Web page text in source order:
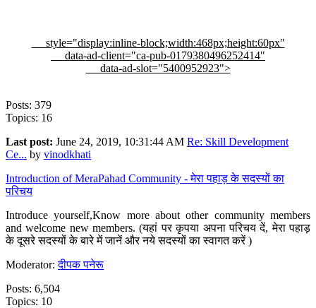
style="display:inline-block;width:468px;height:60px"
data-ad-client="ca-pub-0179380496252414"
data-ad-slot="5400952923">
Posts: 379
Topics: 16
Last post: June 24, 2019, 10:31:44 AM Re: Skill Development
Ce... by vinodkhati
Introduction of MeraPahad Community - मेरा पहाड़ के सदस्यों का
परिचय
Introduce yourself,Know more about other community members
and welcome new members. (यहां पर कृपया अपना परिचय दें, मेरा पहाड़
के दूसरे सदस्यों के बारे में जानें और नये सदस्यों का स्वागत करें )
Moderator:दीपक पनेरू
Posts: 6,504
Topics: 10